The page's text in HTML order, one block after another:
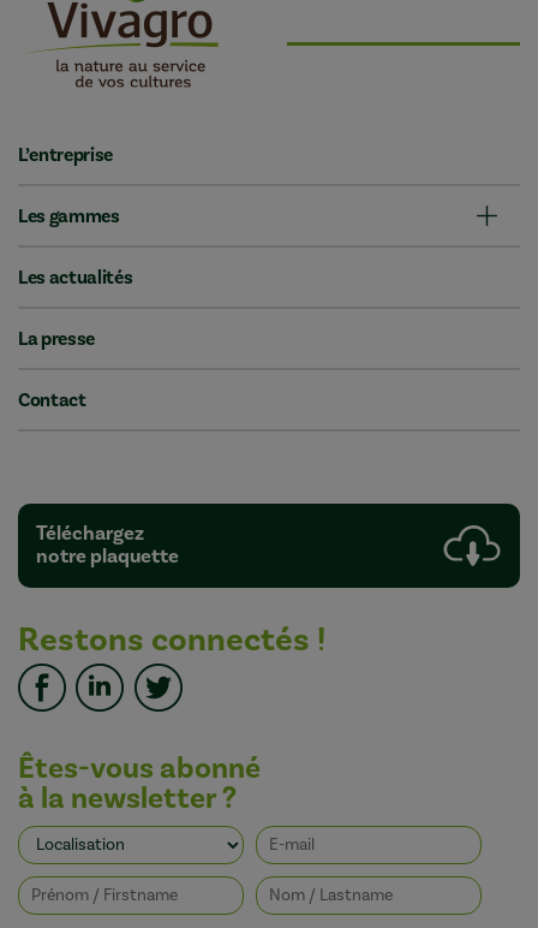
L’entreprise
Les gammes
Les actualités
La presse
Contact
Téléchargez
notre plaquette
Restons connectés !
Êtes-vous abonné
à la newsletter ?